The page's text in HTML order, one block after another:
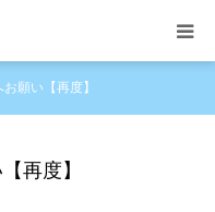
願い【再度】
再度】